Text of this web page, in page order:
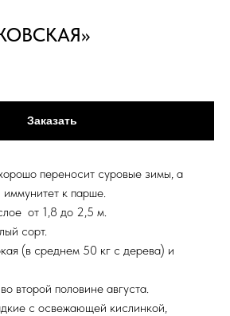
Заказать
переносит суровые зимы, а
к парше.
от 1,8 до 2,5 м.
сорт.
(в среднем 50 кг с дерева) и
второй половине августа.
с освежающей кислинкой,